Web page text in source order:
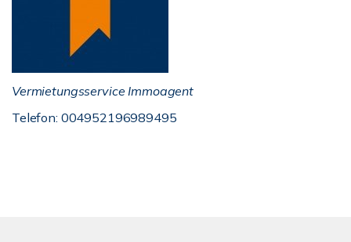
Vermietungsservice Immoagent
Telefon: 004952196989495